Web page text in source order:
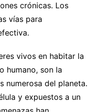
crónicas. Los
vías para
vivos en habitar la
humano, son la
numerosa del planeta.
y expuestos a un